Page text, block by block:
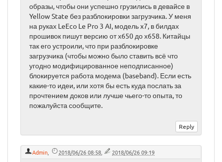
образы, чтобы они успешно грузились в девайсе в
Yellow State без разблокировки загрузчика. У меня
на руках LeEco Le Pro 3 AI, модель x7, в билдах
прошивок пишут версию от х650 до х658. Китайцы
так его устроили, что при разблокировке
загрузчика (чтобы можно было ставить всё что
угодно модифицированное неподписанное)
блокируется работа модема (baseband). Если есть
какие-то идеи, или хотя бы есть куда послать за
прочтением доков или лучше чьего-то опыта, то
пожалуйста сообщите.
Admin 2018/06/26 08:58 2018/06/26 09:19